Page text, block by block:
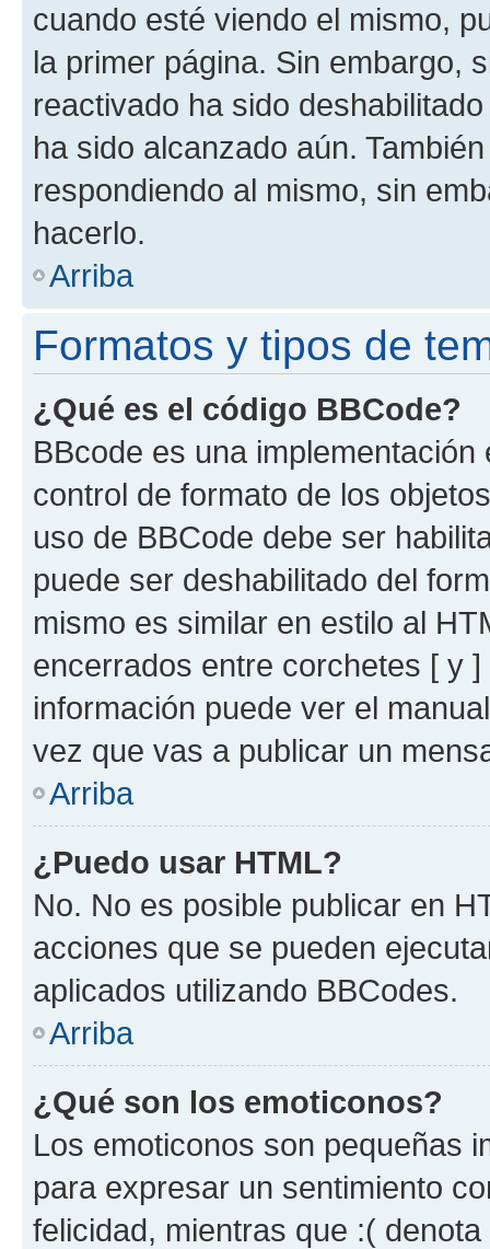
cuando esté viendo el mismo,
la primer página. Sin embargo,
reactivado ha sido
ha sido alcanzado aún.
respondiendo al mismo, sin
hacerlo.
Arriba
Formatos y tipos de
¿Qué es el código BBCode?
BBcode es una
control de formato de los
uso de BBCode debe ser
puede ser deshabilitado del
mismo es similar en estilo al
encerrados entre corchetes [ y
información puede ver el
vez que vas a publicar un
Arriba
¿Puedo usar HTML?
No. No es posible publicar en
acciones que se pueden
aplicados utilizando BBCodes.
Arriba
¿Qué son los emoticonos?
Los emoticonos son pequeñas
para expresar un sentimiento
felicidad, mientras que :(